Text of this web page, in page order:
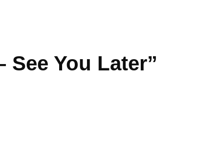
You Later”